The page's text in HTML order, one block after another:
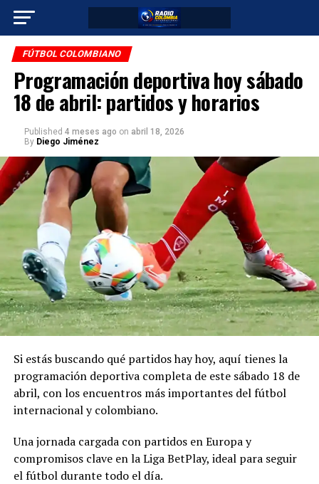
FÚTBOL COLOMBIANO
Programación deportiva hoy sábado
18 de abril: partidos y horarios
Published 4 meses ago on abril 18, 2026
By Diego Jiménez
Si estás buscando qué partidos hay hoy, aquí tienes la
programación deportiva completa de este sábado 18 de
abril, con los encuentros más importantes del fútbol
internacional y colombiano.
Una jornada cargada con partidos en Europa y
compromisos clave en la Liga BetPlay, ideal para seguir
el fútbol durante todo el día.